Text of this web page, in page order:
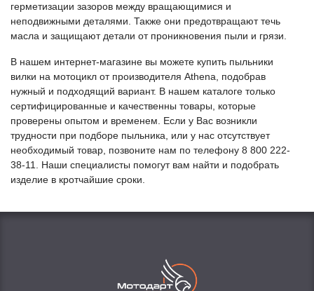
герметизации зазоров между вращающимися и
неподвижными деталями. Также они предотвращают течь
масла и защищают детали от проникновения пыли и грязи.
В нашем интернет-магазине вы можете купить пыльники
вилки на мотоцикл от производителя Athena, подобрав
нужный и подходящий вариант. В нашем каталоге только
сертифицированные и качественны товары, которые
проверены опытом и временем. Если у Вас возникли
трудности при подборе пыльника, или у нас отсутствует
необходимый товар, позвоните нам по телефону 8 800 222-
38-11. Наши специалисты помогут вам найти и подобрать
изделие в кротчайшие сроки.